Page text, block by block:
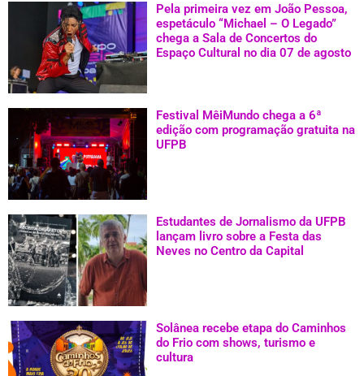
Pela primeira vez em João Pessoa,
espetáculo “Michael – O Legado”
chega a Sala de Concertos do
Espaço Cultural no dia 07 de agosto
Festival MêiMundo chega a 6ª
edição com programação gratuita na
UFPB
Estudantes de Jornalismo da UFPB
lançam livro sobre a Festa das
Neves no Centro da Capital
Solânea recebe etapa do Caminhos
do Frio com shows, turismo e
cultura